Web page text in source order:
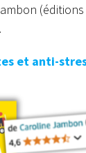
et anti-